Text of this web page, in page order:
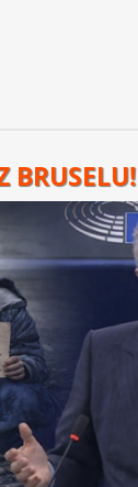
BRUSELU!